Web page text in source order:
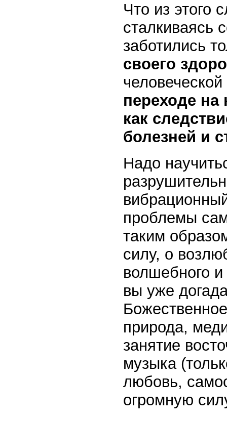
Что из этого
сталкиваясь
заботились
своего
переходе на
как
болезней и
Надо
проблемы
таким
силу, о
волшебного
вы уже
природа,
занятие
музыка
любовь,
огромную